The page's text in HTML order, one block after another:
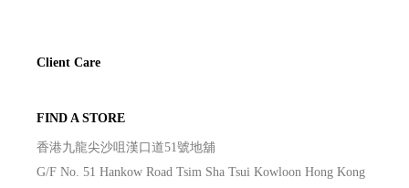
Client Care
FIND A STORE
香港九龍尖沙咀漢口道51號地舖
G/F No. 51 Hankow Road Tsim Sha Tsui Kowloon Hong Kong